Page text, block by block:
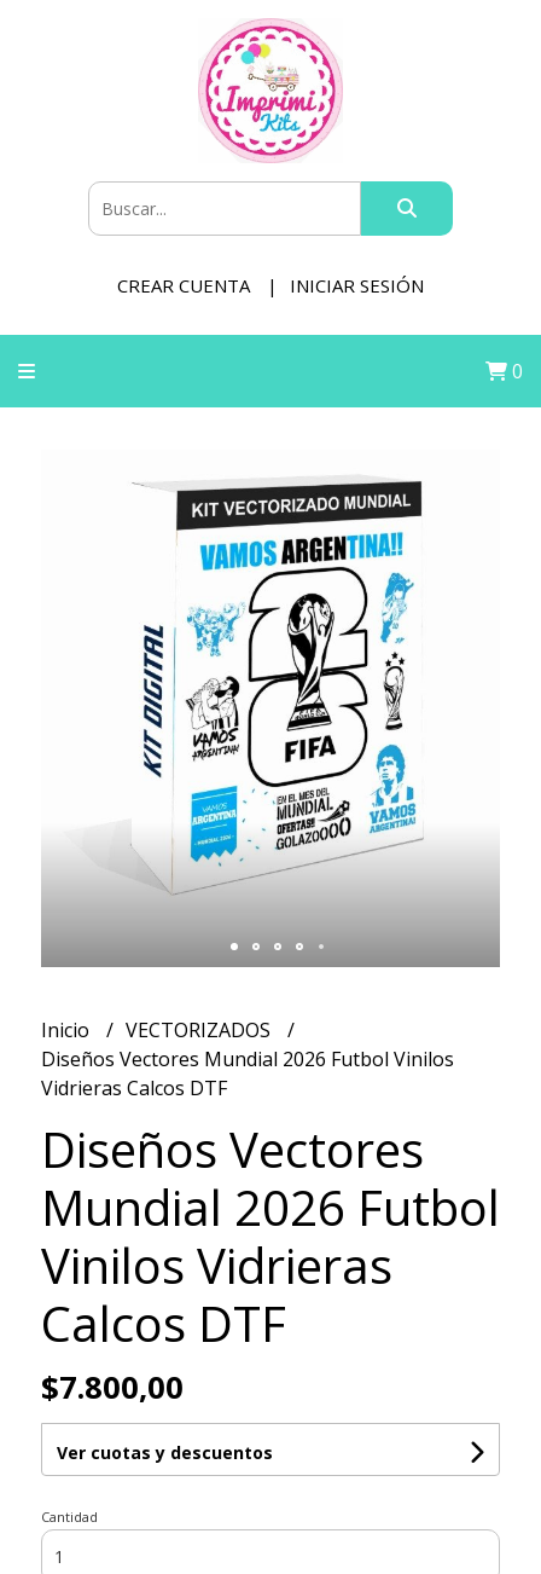
CREAR CUENTA INICIAR SESIÓN
0
Inicio
VECTORIZADOS
Diseños Vectores Mundial 2026 Futbol Vinilos
Vidrieras Calcos DTF
Diseños Vectores
Mundial 2026 Futbol
Vinilos Vidrieras
Calcos DTF
$7.800,00
Ver cuotas y descuentos
Cantidad